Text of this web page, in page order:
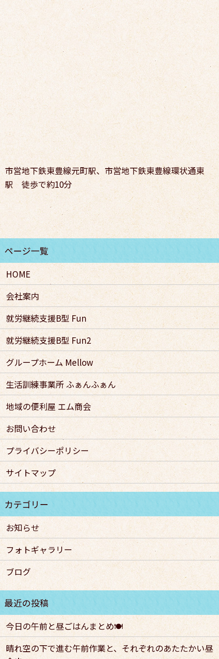
市営地下鉄東豊線元町駅、市営地下鉄東豊線環状通東
駅 徒歩で約10分
HOME
会社案内
就労継続支援B型 Fun
就労継続支援B型 Fun2
グループホーム Mellow
生活訓練事業所 ふぁんふぁん
地域の便利屋 エム商会
お問い合わせ
プライバシーポリシー
サイトマップ
お知らせ
フォトギャラリー
ブログ
今日の午前と昼ごはんまとめ🍽️
晴れ空の下で進む午前作業と、それぞれのあたたかい昼